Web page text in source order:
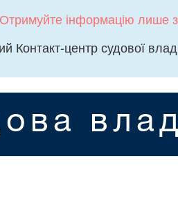
Отримуйте інформацію лише
Контакт-центр судової